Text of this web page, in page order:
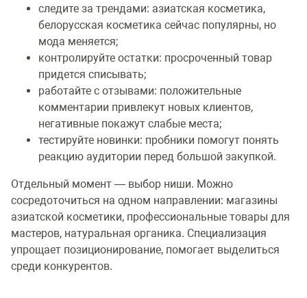
следите за трендами: азиатская косметика,
белорусская косметика сейчас популярны, но
мода меняется;
контролируйте остатки: просроченный товар
придется списывать;
работайте с отзывами: положительные
комментарии привлекут новых клиентов,
негативные покажут слабые места;
тестируйте новинки: пробники помогут понять
реакцию аудитории перед большой закупкой.
Отдельный момент — выбор ниши. Можно
сосредоточиться на одном направлении: магазины
азиатской косметики, профессиональные товары для
мастеров, натуральная органика. Специализация
упрощает позиционирование, помогает выделиться
среди конкурентов.